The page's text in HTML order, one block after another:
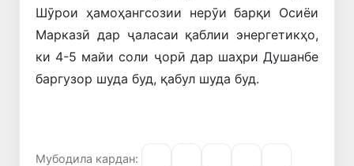
Шӯрои ҳамоҳангсозии нерӯи барқи Осиёи
Марказӣ дар ҷаласаи қаблии энергетикҳо,
ки 4-5 майи соли ҷорӣ дар шаҳри Душанбе
баргузор шуда буд, қабул шуда буд.
Мубодила кардан: